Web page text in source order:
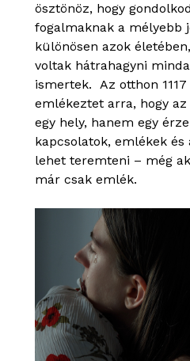
ösztönöz, hogy
fogalmaknak a mélyebb
különösen azok
voltak hátrahagyni
ismertek. Az otthon
emlékeztet arra, hogy
egy hely, hanem egy
kapcsolatok, emlékek
lehet teremteni – még
már csak emlék.